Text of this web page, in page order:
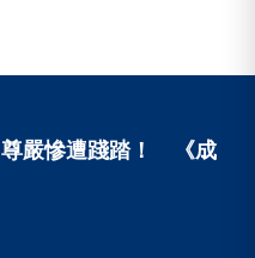
尊嚴慘遭踐踏！ 《成